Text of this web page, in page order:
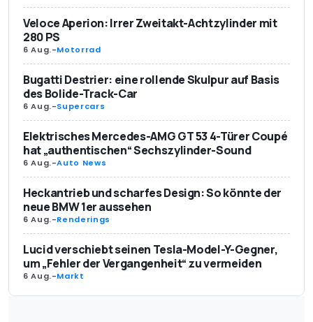
Veloce Aperion: Irrer Zweitakt-Achtzylinder mit
280 PS
6 Aug.-Motorrad
Bugatti Destrier: eine rollende Skulpur auf Basis
des Bolide-Track-Car
6 Aug.-Supercars
Elektrisches Mercedes-AMG GT 53 4-Türer Coupé
hat „authentischen“ Sechszylinder-Sound
6 Aug.-Auto News
Heckantrieb und scharfes Design: So könnte der
neue BMW 1er aussehen
6 Aug.-Renderings
Lucid verschiebt seinen Tesla-Model-Y-Gegner,
um „Fehler der Vergangenheit“ zu vermeiden
6 Aug.-Markt